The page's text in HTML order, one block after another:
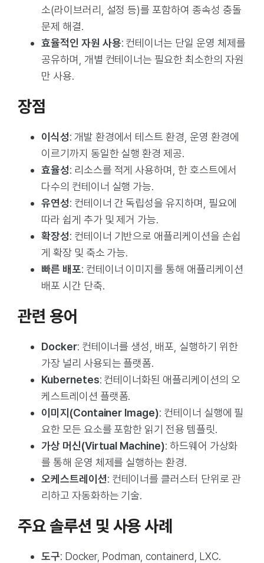
소(라이브러리, 설정 등)를 포함하여 종속성 충돌
문제 해결.
효율적인 자원 사용: 컨테이너는 단일 운영 체제를
공유하며, 개별 컨테이너는 필요한 최소한의 자원
만 사용.
장점
이식성: 개발 환경에서 테스트 환경, 운영 환경에
이르기까지 동일한 실행 환경 제공.
효율성: 리소스를 적게 사용하며, 한 호스트에서
다수의 컨테이너 실행 가능.
유연성: 컨테이너 간 독립성을 유지하며, 필요에
따라 쉽게 추가 및 제거 가능.
확장성: 컨테이너 기반으로 애플리케이션을 손쉽
게 확장 및 축소 가능.
빠른 배포: 컨테이너 이미지를 통해 애플리케이션
배포 시간 단축.
관련 용어
Docker: 컨테이너를 생성, 배포, 실행하기 위한
가장 널리 사용되는 플랫폼.
Kubernetes: 컨테이너화된 애플리케이션의 오
케스트레이션 플랫폼.
이미지(Container Image): 컨테이너 실행에 필
요한 모든 요소를 포함한 읽기 전용 템플릿.
가상 머신(Virtual Machine): 하드웨어 가상화
를 통해 운영 체제를 실행하는 환경.
오케스트레이션: 컨테이너를 클러스터 단위로 관
리하고 자동화하는 기술.
주요 솔루션 및 사용 사례
도구: Docker, Podman, containerd, LXC.